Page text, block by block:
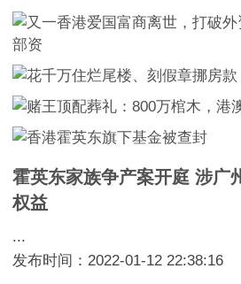
霍英东家族争产案开庭 涉广
权益
...
发布时间：2022-01-12 22:38:16